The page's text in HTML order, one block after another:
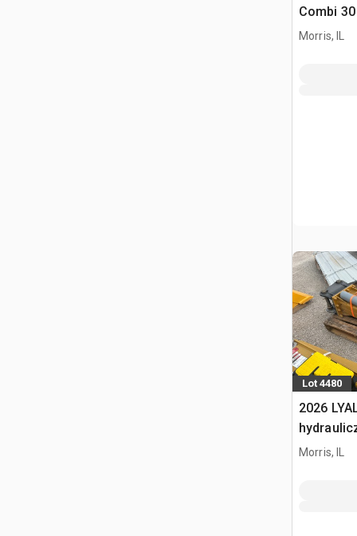
Combi
Morris, IL
Lot 4480
2026
Morris, IL